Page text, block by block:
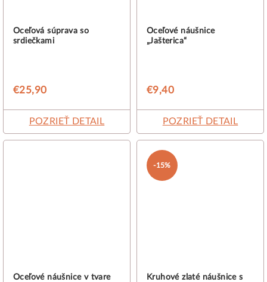
Oceľová súprava so
srdiečkami
€25,90
POZRIEŤ DETAIL
Oceľové náušnice
„Jašterica“
€9,40
POZRIEŤ DETAIL
Oceľové náušnice v tvare
-15%
Kruhové zlaté náušnice s